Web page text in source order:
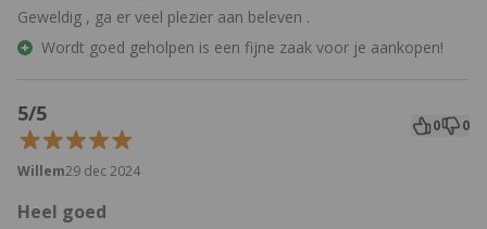
Geweldig , ga er veel plezier aan beleven .
Wordt goed geholpen is een fijne zaak voor je aankopen!
5/5 0 0
Willem29 dec 2024
Heel goed